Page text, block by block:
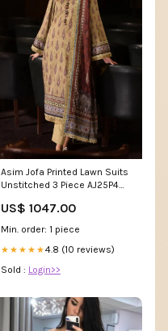
Asim Jofa Printed Lawn Suits
Unstitched 3 Piece AJ25P4
Collection 3190
US$ 1047.00
Min. order: 1 piece
★★★★★4.8 (10 reviews)
Sold : Login>>